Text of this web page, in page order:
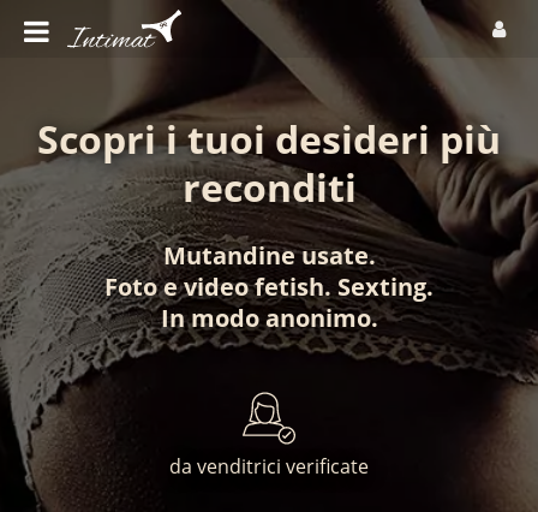
Scopri i tuoi desideri più
reconditi
Mutandine usate.
Fotoevideo fetish. Sexting.
In modo anonimo.
da venditrici verificate